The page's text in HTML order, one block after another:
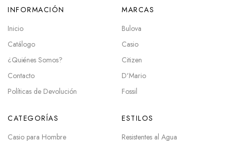
INFORMACIÓN
Inicio
Catálogo
¿Quiénes Somos?
Contacto
Políticas de Devolución
MARCAS
Bulova
Casio
Citizen
D'Mario
Fossil
CATEGORÍAS
Casio para Hombre
ESTILOS
Resistentes al Agua